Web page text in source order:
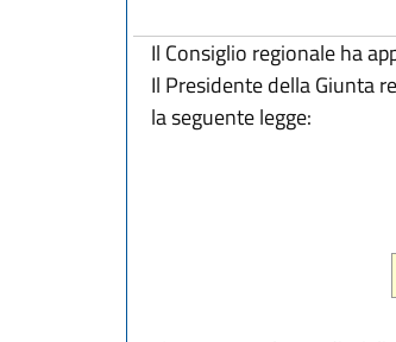
Il Consiglio regionale ha
Il Presidente della Giunta
la seguente legge: